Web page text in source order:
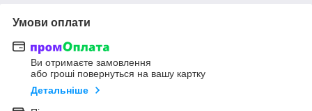
Умови оплати
Ви отримаєте замовлення
або гроші повернуться на вашу картку
Детальніше